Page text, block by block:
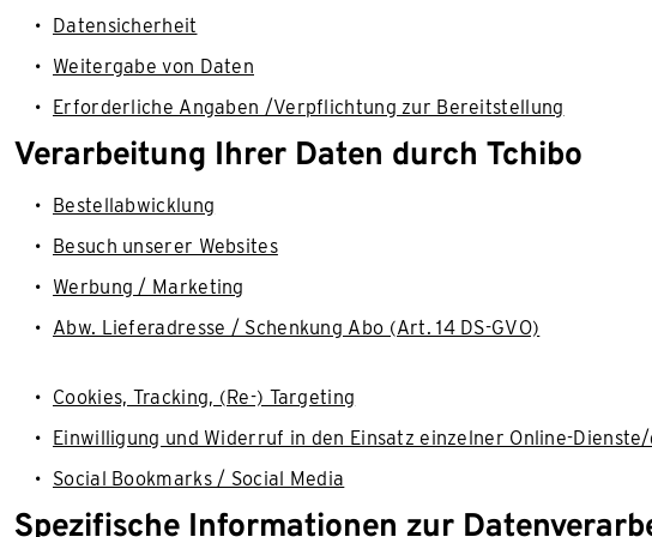
Datensicherheit
Weitergabe von Daten
Erforderliche Angaben /Verpflichtung zur Bereitstellung
Verarbeitung Ihrer Daten durch Tchibo
Bestellabwicklung
Besuch unserer Websites
Werbung / Marketing
Abw. Lieferadresse / Schenkung Abo (Art. 14 DS-GVO)
Cookies, Tracking, (Re-) Targeting
Einwilligung und Widerruf in den Einsatz einzelner Online-
Social Bookmarks / Social Media
Spezifische Informationen zur